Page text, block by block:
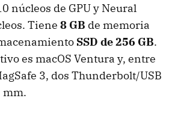
núcleos de GPU y Neural
Tiene 8 GB de memoria
SSD de 256 GB.
es macOS Ventura y, entre
3, dos Thunderbolt/USB
mm.